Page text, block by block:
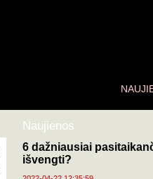
Naujienos
6 dažniausiai
išvengti?